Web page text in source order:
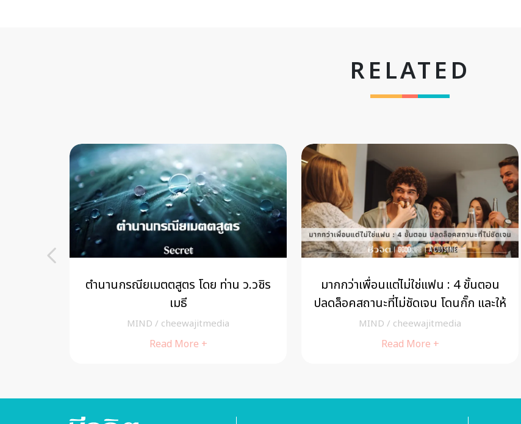
RELATED
ตำนานกรณียเมตตสูตร โดย ท่าน ว.วชิร
เมธี
MIND / cheewajitmedia
Read More +
มากกว่าเพื่อนแต่ไม่ใช่แฟน : 4 ขั้นตอน
ปลดล็อคสถานะที่ไม่ชัดเจน โดนกั๊ก และให้
ความหวัง
MIND / cheewajitmedia
Read More +